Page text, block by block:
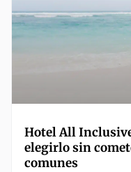
Hotel All
elegirlo sin
comunes